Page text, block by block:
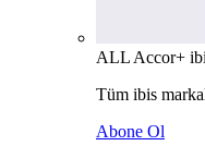
ALL Accor+
Tüm ibis
Abone Ol